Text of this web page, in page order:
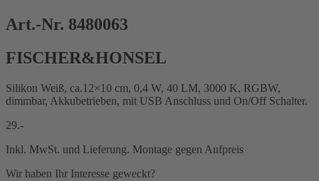
Art.-Nr. 8480063
FISCHER&HONSEL
Silikon Weiß, ca.12×10 cm, 0,4 W, 40 LM, 3000 K, RGBW,
dimmbar, Akkubetrieben, mit USB Anschluss und On/Off Schalter.
29.-
Inkl. MwSt. und Lieferung. Montage gegen Aufpreis
Wir haben Ihr Interesse geweckt?